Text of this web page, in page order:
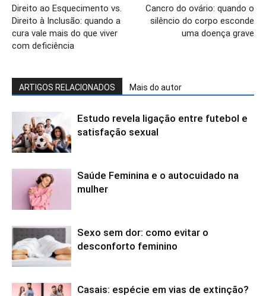
Direito ao Esquecimento vs.
Direito à Inclusão: quando a
cura vale mais do que viver
com deficiência
Cancro do ovário: quando o
silêncio do corpo esconde
uma doença grave
ARTIGOS RELACIONADOS Mais do autor
Estudo revela ligação entre futebol e
satisfação sexual
Saúde Feminina e o autocuidado na
mulher
Sexo sem dor: como evitar o
desconforto feminino
Casais: espécie em vias de extinção?